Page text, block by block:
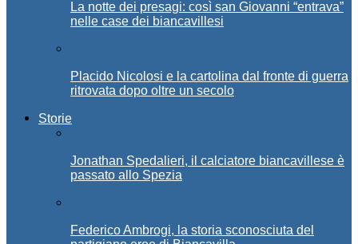
La notte dei presagi: così san Giovanni “entrava”
nelle case dei biancavillesi
Placido Nicolosi e la cartolina dal fronte di guerra
ritrovata dopo oltre un secolo
Storie
Jonathan Spedalieri, il calciatore biancavillese è
passato allo Spezia
Federico Ambrogi, la storia sconosciuta del